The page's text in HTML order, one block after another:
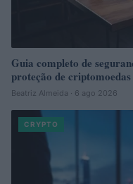
Guia completo de
proteção de criptomoedas
Beatriz Almeida · 6 ago 2026
CRYPTO